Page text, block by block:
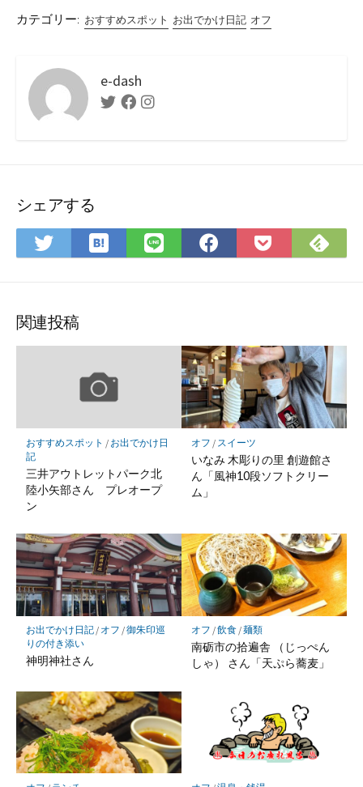
カテゴリー: おすすめスポット お出でかけ日記 オフ
e-dash
TwitterFacebookInstagram
シェアする
Twitter
で
ア
は
て
ク
ー
ク
保
存
LINE
で
Facebook
で
Pocket
に
で
関連投稿
おすすめスポット / お出でかけ日
記
三井アウトレットパーク北
陸小矢部さん プレオープ
ン
オフ / スイーツ
いなみ 木彫りの里 創遊館さ
ん「風神10段ソフトクリー
ム」
お出でかけ日記/ オフ /御朱印巡
りの付き添い
神明神社さん
オフ /飲食/麺類
南砺市の拾遍舎 （じっぺん
しゃ） さん「天ぷら蕎麦」